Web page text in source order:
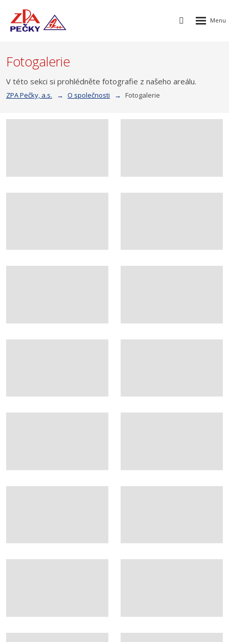
Vyhledávání
Rozbalení
Fotogalerie
V této sekci si prohlédněte fotografie z našeho areálu.
ZPA Pečky, a.s. O společnosti Fotogalerie